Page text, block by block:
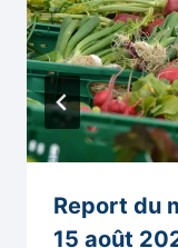
Report du
15 août